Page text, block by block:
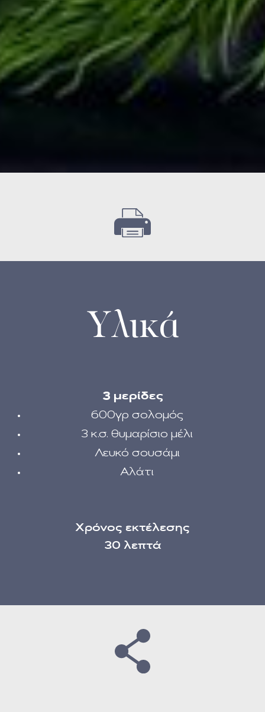
Υλικά
3 μερίδες
600γρ σολομός
3 κ.σ. θυμαρίσιο μέλι
Λευκό σουσάμι
Αλάτι
Χρόνος εκτέλεσης
30 λεπτά